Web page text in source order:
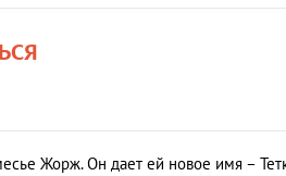
Жорж. Он дает ей новое имя –